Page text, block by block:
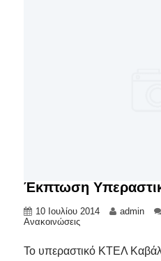
Έκπτωση
10 Ιουλίου 2014 admin
Ανακοινώσεις
Το υπεραστικό ΚΤΕΛ